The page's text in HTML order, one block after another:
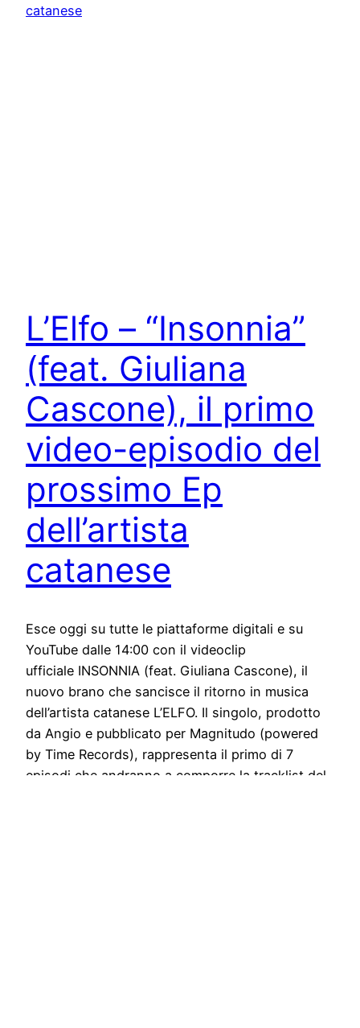
L’Elfo – “Insonnia”
(feat. Giuliana
Cascone), il primo
video-episodio del
prossimo Ep
dell’artista
catanese
Esce oggi su tutte le piattaforme digitali e su
YouTube dalle 14:00 con il videoclip
ufficiale INSONNIA (feat. Giuliana Cascone), il
nuovo brano che sancisce il ritorno in musica
dell’artista catanese L’ELFO. Il singolo, prodotto
da Angio e pubblicato per Magnitudo (powered
by Time Records), rappresenta il primo di 7
episodi che andranno a comporre la tracklist del